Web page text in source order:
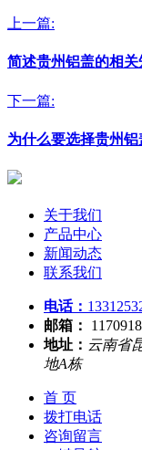
上一篇:
简述贵州铝盖的相关
下一篇:
为什么要选择贵州铝
关于我们
产品中心
新闻动态
联系我们
电话：
邮箱：
地址： 云南省
地A栋
首 页
拨打电话
咨询留言